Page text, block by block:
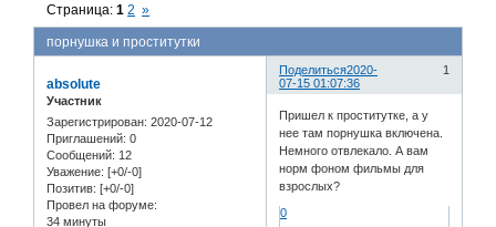
порнушка и проститутки
Страница:1 2 »
Поделиться 1
2020-
07-15 01:07:36
absolute
Участник
Зарегистрирован: 2020-07-12
Приглашений: 0
Сообщений: 12
Уважение: [+0/-0]
Позитив: [+0/-0]
Провел на форуме:
34 минуты
Пришел к проститутке, а у
нее там порнушка включена.
Немного отвлекало. А вам
норм фоном фильмы для
взрослых?
0